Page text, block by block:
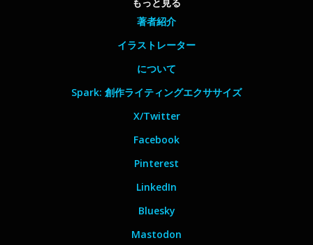
もっと見る
著者紹介
イラストレーター
について
Spark: 創作ライティングエクササイズ
X/Twitter
Facebook
Pinterest
LinkedIn
Bluesky
Mastodon